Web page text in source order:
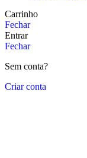
Carrinho
Fechar
Entrar
Fechar
Sem conta?
Criar conta